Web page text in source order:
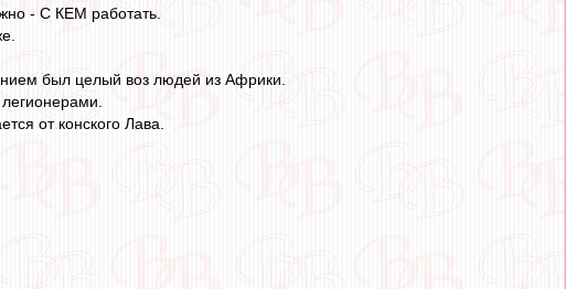
- С КЕМ работать.
был целый воз людей из Африки.
от конского Лава.